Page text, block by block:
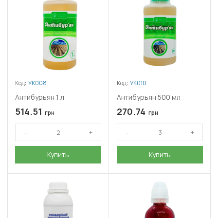
распадается за 2–3 недели и не опасно для обрабатываемых
Код: УК008
Антибурьян 1 л
514.51 грн
Купить
Код: УК010
Антибурьян 500 мл
270.74 грн
Купить